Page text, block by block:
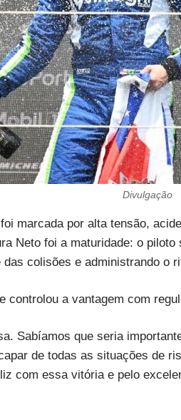
Divulgação
marcada por alta tensão,
Neto foi a maturidade: o
colisões e administrando o
controlou a vantagem com
Sabíamos que seria
de todas as situações de
com essa vitória e pelo